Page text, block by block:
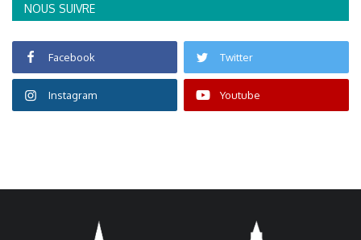
NOUS SUIVRE
Facebook Twitter
Instagram Youtube